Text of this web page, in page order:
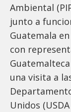
Ambiental
junto a
Guatemala
con
Guatemalteca
una visita a
Unidos